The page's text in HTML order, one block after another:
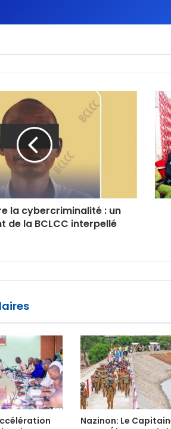
la cybercriminalité : un
de la BCLCC interpellé
Nazinon: Le